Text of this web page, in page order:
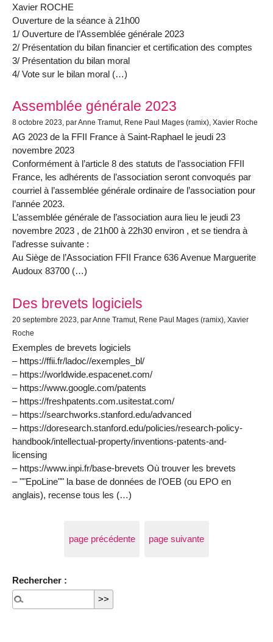
Xavier ROCHE
Ouverture de la séance à 21h00
1/ Ouverture de l’Assemblée générale 2023
2/ Présentation du bilan financier et certification des comptes
3/ Présentation du bilan moral
4/ Vote sur le bilan moral (…)
Assemblée générale 2023
8 octobre 2023, par Anne Tramut, Rene Paul Mages (ramix), Xavier Roche
AG 2023 de la FFII France à Saint-Raphael le jeudi 23
novembre 2023
Conformément à l’article 8 des statuts de l’association FFII
France, les adhérents de l’association seront convoqués par
courriel à l’assemblée générale ordinaire de l’association pour
l’année 2023.
L’assemblée générale de l’association aura lieu le jeudi 23
novembre 2023 , de 21h00 à 22h30 environ , et se tiendra à
l’adresse suivante :
Au Siège de l’Association FFII France 636 Avenue Marguerite
Audoux 83700 (…)
Des brevets logiciels
20 septembre 2023, par Anne Tramut, Rene Paul Mages (ramix), Xavier
Roche
Exemples de brevets logiciels
– https://ffii.fr/ladoc//exemples_bl/
– https://worldwide.espacenet.com/
– https://www.google.com/patents
– https://freshpatents.com.usitestat.com/
– https://searchworks.stanford.edu/advanced
– https://doresearch.stanford.edu/policies/research-policy-
handbook/intellectual-property/inventions-patents-and-
licensing
– https://www.inpi.fr/base-brevets Où trouver les brevets
– ""EpoLine"" la base de données de l’OEB (ou EPO en
anglais), recense tous les (…)
page précédente page suivante
Rechercher :